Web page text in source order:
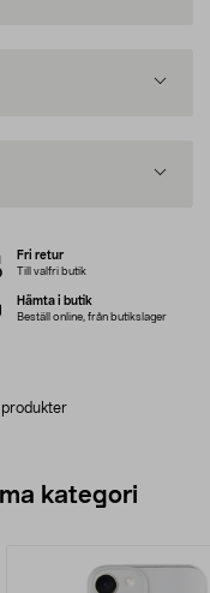
Fri retur
Till valfri butik
Hämta i butik
Beställ online, från butikslager
kategori